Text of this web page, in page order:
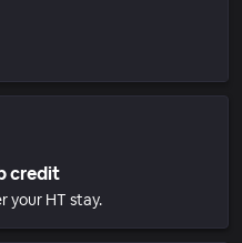
credit
your HT stay.